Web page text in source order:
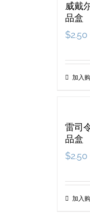
威戴
品盒
$2.50
加入
雷司
品盒
$2.50
加入